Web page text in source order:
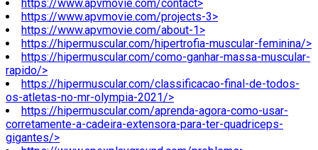
https://www.apvmovie.com/contact>
https://www.apvmovie.com/projects-3>
https://www.apvmovie.com/about-1>
https://hipermuscular.com/hipertrofia-muscular-feminina/>
https://hipermuscular.com/como-ganhar-massa-muscular-
rapido/>
https://hipermuscular.com/classificacao-final-de-todos-
os-atletas-no-mr-olympia-2021/>
https://hipermuscular.com/aprenda-agora-como-usar-
corretamente-a-cadeira-extensora-para-ter-quadriceps-
gigantes/>